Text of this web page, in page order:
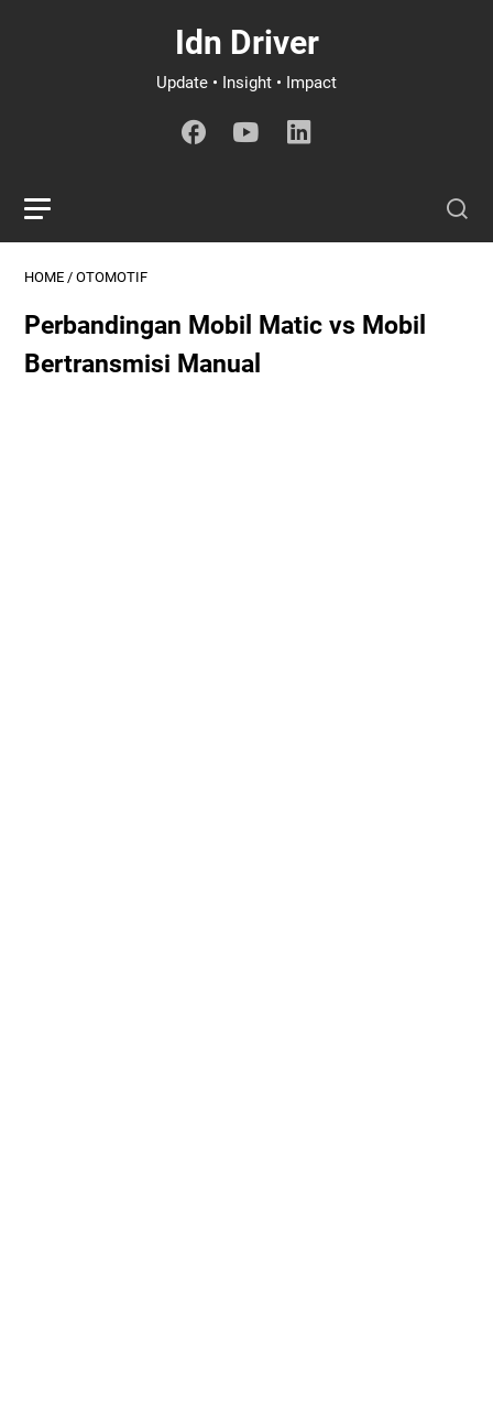
Idn Driver
Update • Insight • Impact
HOME / OTOMOTIF
Perbandingan Mobil Matic vs Mobil
Bertransmisi Manual